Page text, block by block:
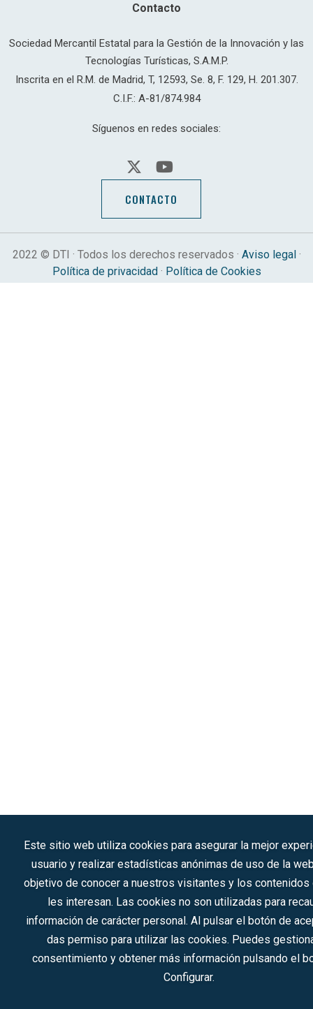
Contacto
Sociedad Mercantil Estatal para la Gestión de la Innovación y las
Tecnologías Turísticas, S.A.M.P.
Inscrita en el R.M. de Madrid, T, 12593, Se. 8, F. 129, H. 201.307.
C.I.F.: A-81/874.984
Síguenos en redes sociales:
CONTACTO
2022 © DTI · Todos los derechos reservados · Aviso legal·
Política de privacidad· Política de Cookies
Este sitio web utiliza cookies para asegurar la mejor
usuario y realizar estadísticas anónimas de uso de la
objetivo de conocer a nuestros visitantes y los contenidos
les interesan. Las cookies no son utilizadas para
información de carácter personal. Al pulsar el botón de
das permiso para utilizar las cookies. Puedes
consentimiento y obtener más información pulsando el
Configurar.